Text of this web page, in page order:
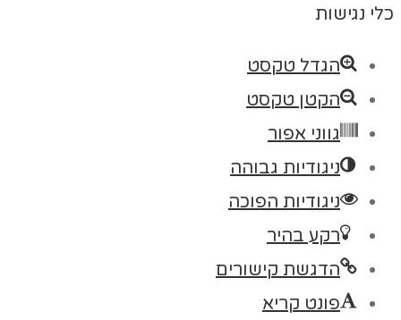
כלי נגישות
הגדל טקסט
הקטן טקסט
גווני אפור
ניגודיות גבוהה
ניגודיות הפוכה
רקע בהיר
הדגשת קישורים
פונט קריא